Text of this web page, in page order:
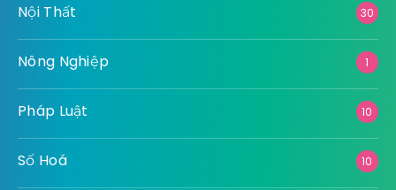
Nội Thất 30
Nông Nghiệp 1
Pháp Luật 10
Số Hoá 10